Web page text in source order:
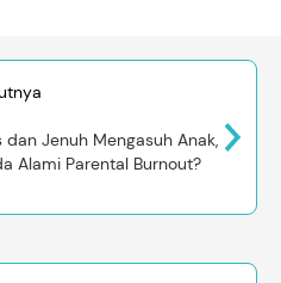
dan Jenuh Mengasuh Anak,
Alami Parental Burnout?